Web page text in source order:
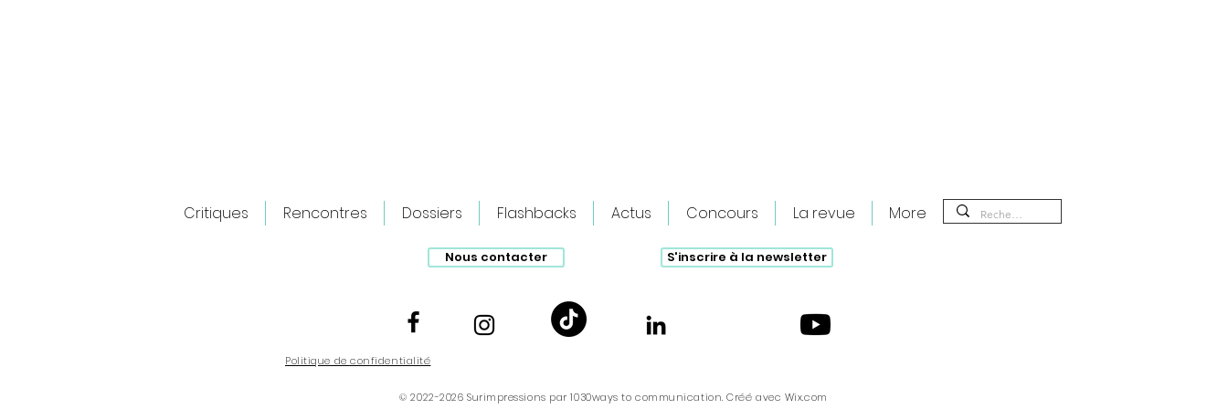
Spider-Man : Brand New Day : Le
début d’une nouvelle ère ?
The Christophers : Autoportrait d’un
Critiques Rencontres Dossiers Flashbacks Actus Concours La revue More
Nous contacter S'inscrire à la newsletter
Politique de confidentialité
© 2022-2026 Surimpressions par 1030ways to communication. Créé avec Wix.com